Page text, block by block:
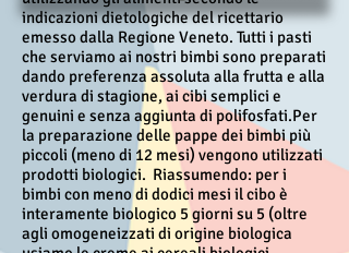
indicazioni dietologiche del ricettario
emesso dalla Regione Veneto. Tutti i pasti
che serviamo ai nostri bimbi sono preparati
dando preferenza assoluta alla frutta e alla
verdura di stagione, ai cibi semplici e
genuini e senza aggiunta di polifosfati.Per
la preparazione delle pappe dei bimbi più
piccoli (meno di 12 mesi) vengono utilizzati
prodotti biologici. Riassumendo: per i
bimbi con meno di dodici mesi il cibo è
interamente biologico 5 giorni su 5 (oltre
agli omogeneizzati di origine biologica